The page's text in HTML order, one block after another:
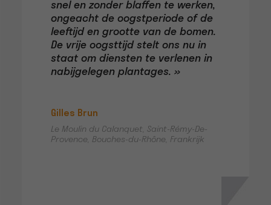
snel en zonder blaffen te werken,
ongeacht de oogstperiode of de
leeftijd en grootte van de bomen.
De vrije oogsttijd stelt ons nu in
staat om diensten te verlenen in
nabijgelegen plantages. »
Gilles Brun
Le Moulin du Calanquet, Saint-Rémy-De-
Provence, Bouches-du-Rhône, Frankrijk